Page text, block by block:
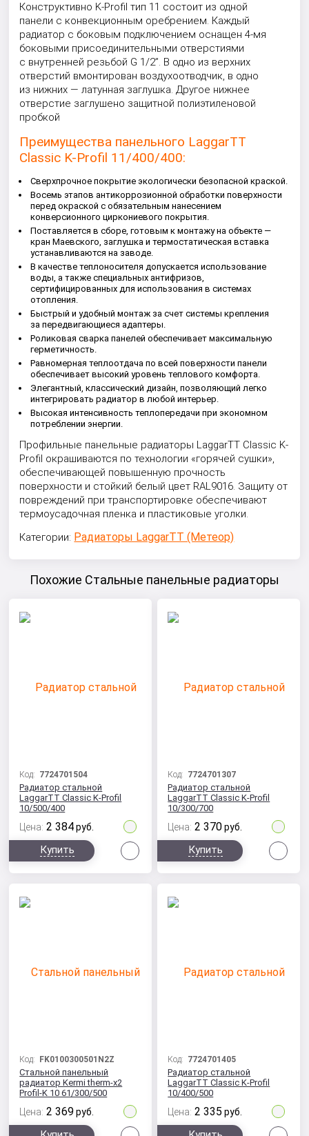
Конструктивно K-Profil тип 11 состоит из одной
панели с конвекционным оребрением. Каждый
радиатор с боковым подключением оснащен 4-мя
боковыми присоединительными отверстиями
с внутренней резьбой G 1/2”. В одно из верхних
отверстий вмонтирован воздухоотводчик, в одно
из нижних — латунная заглушка. Другое нижнее
отверстие заглушено защитной полиэтиленовой
пробкой
Преимущества панельного LaggarTT
Classic K-Profil 11/400/400:
Сверхпрочное покрытие экологически безопасной краской.
Восемь этапов антикоррозионной обработки поверхности
перед окраской с обязательным нанесением
конверсионного циркониевого покрытия.
Поставляется в сборе, готовым к монтажу на объекте —
кран Маевского, заглушка и термостатическая вставка
устанавливаются на заводе.
В качестве теплоносителя допускается использование
воды, а также специальных антифризов,
сертифицированных для использования в системах
отопления.
Быстрый и удобный монтаж за счет системы крепления
за передвигающиеся адаптеры.
Роликовая сварка панелей обеспечивает максимальную
герметичность.
Равномерная теплоотдача по всей поверхности панели
обеспечивает высокий уровень теплового комфорта.
Элегантный, классический дизайн, позволяющий легко
интегрировать радиатор в любой интерьер.
Высокая интенсивность теплопередачи при экономном
потреблении энергии.
Профильные панельные радиаторы LaggarTT Classic K-
Profil окрашиваются по технологии «горячей сушки»,
обеспечивающей повышенную прочность
поверхности и стойкий белый цвет RAL9016. Защиту от
повреждений при транспортировке обеспечивают
термоусадочная пленка и пластиковые уголки.
Категории: Радиаторы LaggarTT (Метеор)
Похожие Стальные панельные радиаторы
Код: 7724701504
Радиатор стальной
LaggarTT Classic K-Profil
10/500/400
Цена: 2 384 руб.
Купить
Код: 7724701307
Радиатор стальной
LaggarTT Classic K-Profil
10/300/700
Цена: 2 370 руб.
Купить
Код: FK0100300501N2Z
Стальной панельный
радиатор Kermi therm-x2
Profil-K 10 61/300/500
Цена: 2 369 руб.
Код: 7724701405
Радиатор стальной
LaggarTT Classic K-Profil
10/400/500
Цена: 2 335 руб.